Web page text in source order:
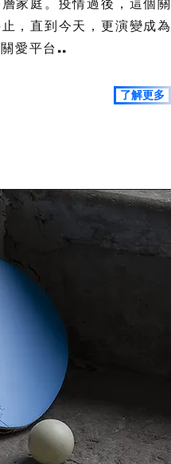
家庭。疫情過後，這個關
，直到今天，更演變成為
愛平台..
了解更多